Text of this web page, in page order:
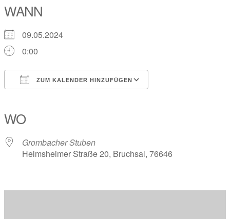
WANN
09.05.2024
0:00
ZUM KALENDER HINZUFÜGEN
WO
Grombacher Stuben
Helmsheimer Straße 20, Bruchsal, 76646